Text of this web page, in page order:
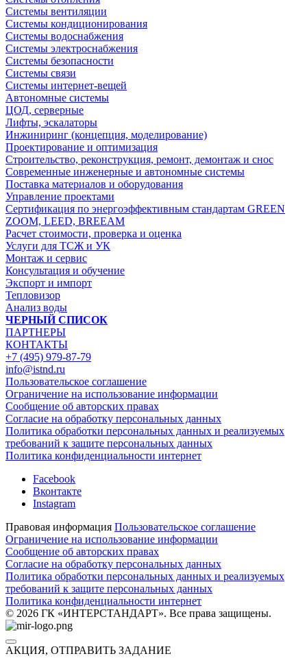
Системы вентиляции
Системы кондиционирования
Системы водоснабжения
Системы электроснабжения
Системы безопасности
Системы связи
Системы интернет-вещей
Автономные системы
ЦОД, серверные
Лифты, эскалаторы
Инжиниринг (концепция, моделирование)
Проектирование и оптимизация
Строительство, реконструкция, ремонт, демонтаж и снос
Современные инженерные и автономные системы
Поставка материалов и оборудования
Управление проектами
Сертификация по энергоэффективным стандартам GREEN
ZOOM, LEED, BREEAM
Расчет стоимости, проверка и оценка
Услуги для ТСЖ и УК
Монтаж и сервис
Консультация и обучение
Экспорт и импорт
Тепловизор
Анализ воды
ЧЕРНЫЙ СПИСОК
ПАРТНЕРЫ
КОНТАКТЫ
+7 (495) 979-87-79
info@istnd.ru
Пользовательское соглашение
Ограничение на использование информации
Сообщение об авторских правах
Согласие на обработку персональных данных
Политика обработки персональных данных и реализуемых
требований к защите персональных данных
Политика конфиденциальности интернет
Facebook
Вконтакте
Instagram
Правовая информация Пользовательское соглашение
Ограничение на использование информации
Сообщение об авторских правах
Согласие на обработку персональных данных
Политика обработки персональных данных и реализуемых
требований к защите персональных данных
Политика конфиденциальности интернет
© 2026 ГК «ИНТЕРСТАНДАРТ». Все права защищены.
АКЦИЯ, ОТПРАВИТЬ ЗАДАНИЕ